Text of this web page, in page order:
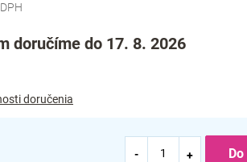
doručíme do 17. 8. 2026
doručenia